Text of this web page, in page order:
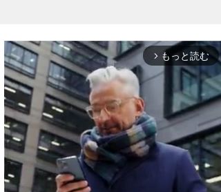
arrow_forward_ios もっと読む